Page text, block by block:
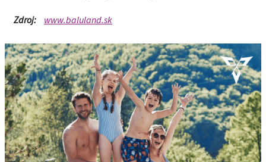
Zdroj: www.baluland.sk